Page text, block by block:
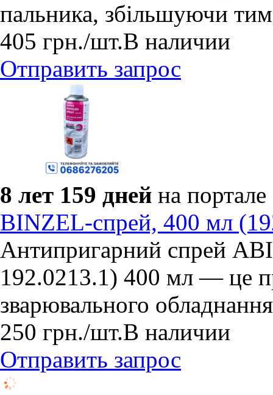
пальника, збільшуючи
405 грн./шт.В наличии
Отправить запрос
8 лет 159 дней на портале
BINZEL-спрей, 400 мл
Антипригарний спрей
192.0213.1) 400 мл — це
зварювального
250 грн./шт.В наличии
Отправить запрос